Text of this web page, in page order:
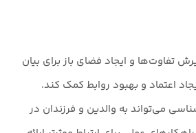
تفاوت‌ها و ایجاد فضای باز برای بیان
اعتماد و بهبود روابط کمک کند.
می‌تواند به والدین و فرزندان در